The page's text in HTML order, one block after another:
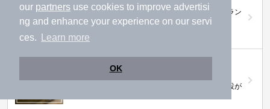
our partners use cookies to improve advertisi
ng and enhance your experience on our servi
ces.
Learn more
OK
温浴施設をお得に楽しめるサブスクリプションプラン
株主優待制度で人気の温浴施設に行こう！対象施設が